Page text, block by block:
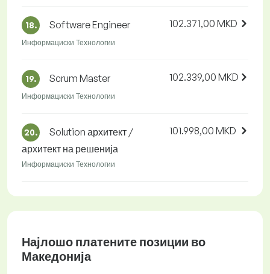
18. Software Engineer
Информациски Технологии
102.371,00 MKD
19. Scrum Master
Информациски Технологии
102.339,00 MKD
20.
Solution архитект /
архитект на решенија
Информациски Технологии
101.998,00 MKD
Најлошо платените позиции во
Македонија